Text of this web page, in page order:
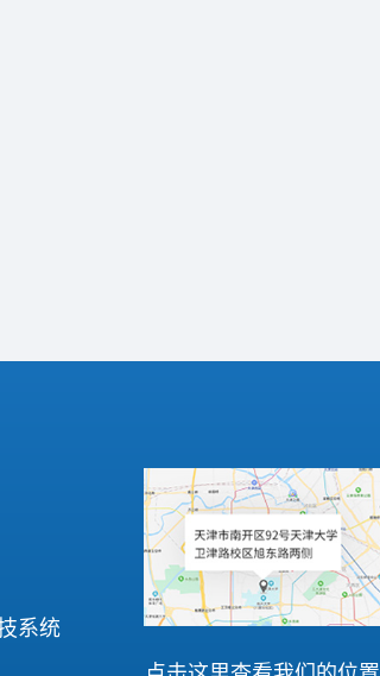
系统